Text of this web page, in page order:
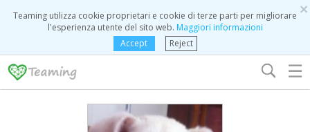
×
Teaming utilizza cookie proprietari e cookie di terze parti per migliorare
l'esperienza utente del sito web. Maggiori informazioni
Accept
Reject
☰